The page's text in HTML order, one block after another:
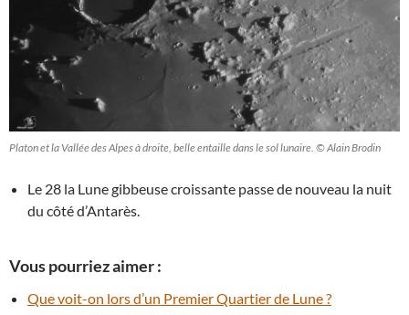
Platon et la Vallée des Alpes à droite, belle entaille dans le sol lunaire. © Alain Brodin
Le 28 la Lune gibbeuse croissante passe de nouveau la nuit
du côté d’Antarès.
Vous pourriez aimer :
Que voit-on lors d’un Premier Quartier de Lune ?